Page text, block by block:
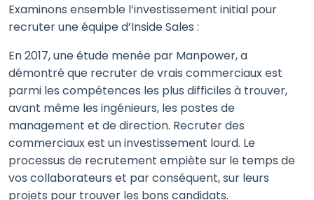
Examinons ensemble l’investissement initial pour
recruter une équipe d’Inside Sales :
En 2017, une étude menée par Manpower, a
démontré que recruter de vrais commerciaux est
parmi les compétences les plus difficiles à trouver,
avant même les ingénieurs, les postes de
management et de direction. Recruter des
commerciaux est un investissement lourd. Le
processus de recrutement empiète sur le temps de
vos collaborateurs et par conséquent, sur leurs
projets pour trouver les bons candidats.